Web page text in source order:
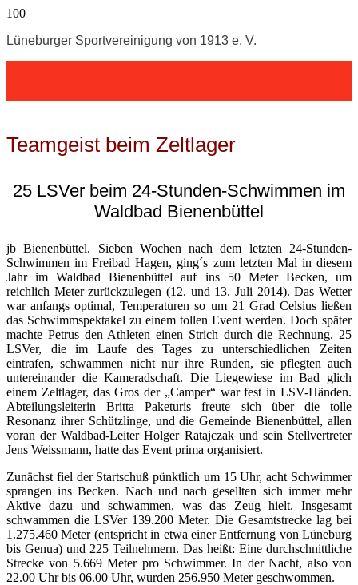
Lüneburger Sportvereinigung von 1913 e. V.
Teamgeist beim Zeltlager
25 LSVer beim 24-Stunden-Schwimmen im
Waldbad Bienenbüttel
jb Bienenbüttel. Sieben Wochen nach dem letzten 24-Stunden-
Schwimmen im Freibad Hagen, ging´s zum letzten Mal in diesem
Jahr im Waldbad Bienenbüttel auf ins 50 Meter Becken, um
reichlich Meter zurückzulegen (12. und 13. Juli 2014). Das Wetter
war anfangs optimal, Temperaturen so um 21 Grad Celsius ließen
das Schwimmspektakel zu einem tollen Event werden. Doch später
machte Petrus den Athleten einen Strich durch die Rechnung. 25
LSVer, die im Laufe des Tages zu unterschiedlichen Zeiten
eintrafen, schwammen nicht nur ihre Runden, sie pflegten auch
untereinander die Kameradschaft. Die Liegewiese im Bad glich
einem Zeltlager, das Gros der „Camper“ war fest in LSV-Händen.
Abteilungsleiterin Britta Paketuris freute sich über die tolle
Resonanz ihrer Schützlinge, und die Gemeinde Bienenbüttel, allen
voran der Waldbad-Leiter Holger Ratajczak und sein Stellvertreter
Jens Weissmann, hatte das Event prima organisiert.
Zunächst fiel der Startschuß pünktlich um 15 Uhr, acht Schwimmer
sprangen ins Becken. Nach und nach gesellten sich immer mehr
Aktive dazu und schwammen, was das Zeug hielt. Insgesamt
schwammen die LSVer 139.200 Meter. Die Gesamtstrecke lag bei
1.275.460 Meter (entspricht in etwa einer Entfernung von Lüneburg
bis Genua) und 225 Teilnehmern. Das heißt: Eine durchschnittliche
Strecke von 5.669 Meter pro Schwimmer. In der Nacht, also von
22.00 Uhr bis 06.00 Uhr, wurden 256.950 Meter geschwommen.